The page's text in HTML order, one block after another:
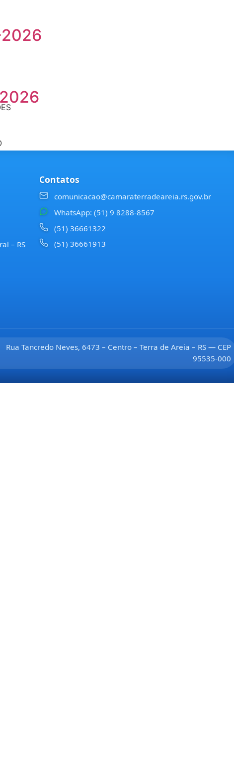
– RS
Contatos
comunicacao@camaraterradeareia.rs.gov.br
WhatsApp: (51) 9 8288-8567
(51) 36661322
(51) 36661913
Rua Tancredo Neves, 6473 – Centro – Terra de Areia – RS — CEP
95535-000